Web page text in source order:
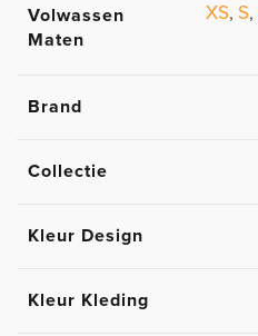
Volwassen
Maten
XS, S,
Brand
Collectie
Kleur Design
Kleur Kleding